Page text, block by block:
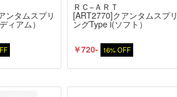
ンタムスプリ
ィアム）
ＲＣ−ＡＲＴ
[ART2770]クアンタムスプリ
ングType i(ソフト）
￥720- 16% OFF